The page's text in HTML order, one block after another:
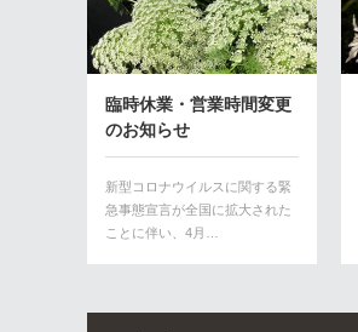
臨時休業・営業時間変更
のお知らせ
新型コロナウイルスに関する緊
急事態宣言が全国に拡大された
ことに伴い、4月…